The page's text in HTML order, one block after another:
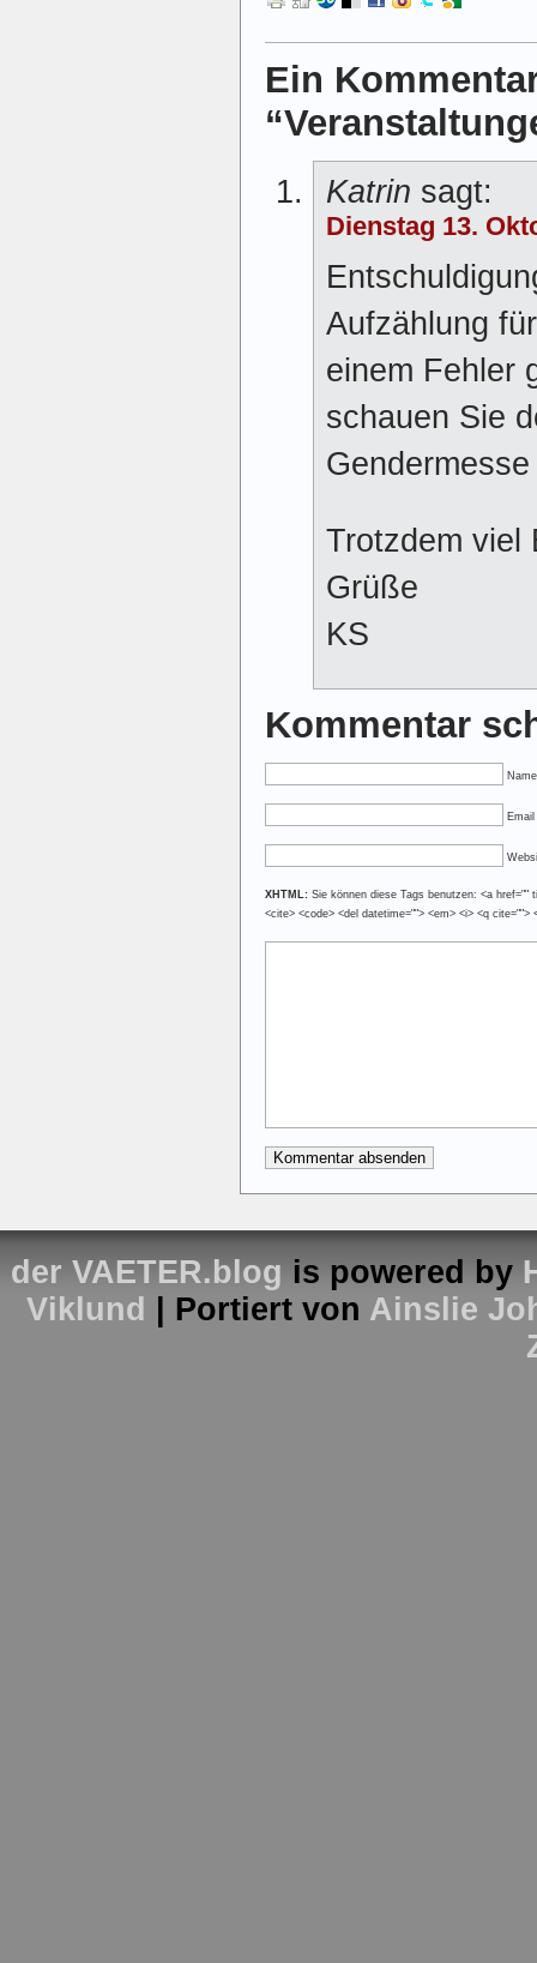
Ein
Katrin sagt:
Dienstag 13.
Aufzählung
einem Fehler
schauen Sie
Trotzdem viel
Grüße
KS
Kommentar
Name
XHTML: Sie können diese Tags benutzen: <a href=""
<cite> <code> <del datetime=""> <em> <i> <q cite="">
der VAETER.blog is powered by
Viklund
| Portiert von Ainslie